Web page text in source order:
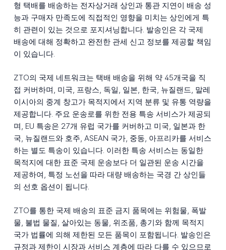
형 택배를 배송하는 전자상거래 상인과 통관 지연이 배송 성
능과 구매자 만족도에 직접적인 영향을 미치는 상인에게 특
히 관련이 있는 것으로 포지셔닝합니다. 발송인은 각 국제
배송에 대해 정확하고 완전한 관세 신고 정보를 제공할 책임
이 있습니다.
ZTO의 국제 네트워크는 택배 배송을 위해 약 45개국을 직
접 커버하며, 미국, 프랑스, 독일, 일본, 한국, 뉴질랜드, 말레
이시아의 중계 창고가 목적지에서 지역 분류 및 유통 역량을
제공합니다. 주요 운송로를 위한 전용 특송 서비스가 제공되
며, EU 특송은 27개 유럽 국가를 커버하고 미국, 일본과 한
국, 뉴질랜드와 호주, ASEAN 국가, 중동, 아프리카를 서비스
하는 별도 특송이 있습니다. 이러한 특송 서비스는 동일한
목적지에 대한 표준 국제 운송보다 더 일관된 운송 시간을
제공하여, 특정 노선을 따라 대량 배송하는 국경 간 상인들
의 선호 옵션이 됩니다.
ZTO를 통한 국제 배송의 표준 금지 품목에는 위험물, 폭발
물, 불법 물질, 살아있는 동물, 위조품, 총기와 함께 목적지
국가 법률에 의해 제한된 모든 품목이 포함됩니다. 발송인은
규정과 제한이 시장과 서비스 계층에 따라 다를 수 있으므로